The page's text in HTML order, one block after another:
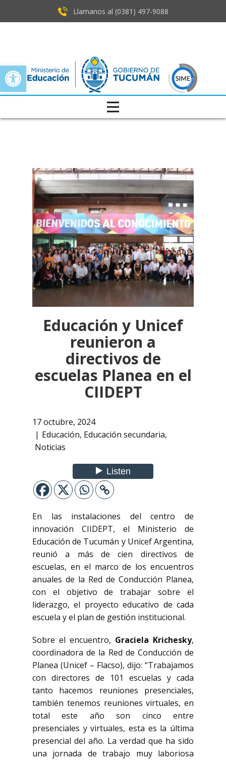
Open toolbar
Llamanos al (0381) ​497-9088
Educación y Unicef
reunieron a
directivos de
escuelas Planea en el
CIIDEPT
17 octubre, 2024
Educación, Educación secundaria,
Noticias
En las instalaciones del centro de
innovación CIIDEPT, el Ministerio de
Educación de Tucumán y Unicef Argentina,
reunió a más de cien directivos de
escuelas, en el marco de los encuentros
anuales de la Red de Conducción Planea,
con el objetivo de trabajar sobre el
liderazgo, el proyecto educativo de cada
escuela y el plan de gestión institucional.
Sobre el encuentro, Graciela Krichesky,
coordinadora de la Red de Conducción de
Planea (Unicef – Flacso), dijo: “Trabajamos
con directores de 101 escuelas y cada
tanto hacemos reuniones presenciales,
también tenemos reuniones virtuales, en
total este año son cinco entre
presenciales y virtuales, esta es la última
presencial del año. La verdad que ha sido
una jornada de trabajo muy laboriosa